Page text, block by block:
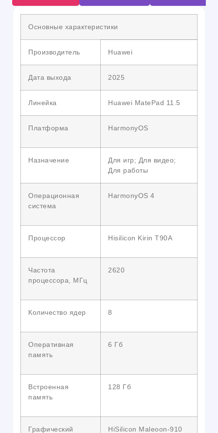
Основные характеристики
Производитель Huawei
Дата выхода 2025
Линейка Huawei MatePad 11.5
Платформа HarmonyOS
Назначение
Для игр; Для видео;
Для работы
Операционная
система
HarmonyOS 4
Процессор Hisilicon Kirin T90A
Частота
процессора, МГц
2620
Количество ядер 8
Оперативная
память
6 Гб
Встроенная
память
128 Гб
Графический HiSilicon Maleoon-910